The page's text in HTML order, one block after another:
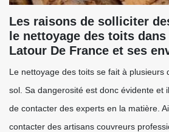
Les raisons de solliciter
le nettoyage des toits
Latour De France et ses
Le nettoyage des toits se fait à plusieurs
sol. Sa dangerosité est donc évidente et
de contacter des experts en la matière.
contacter des artisans couvreurs